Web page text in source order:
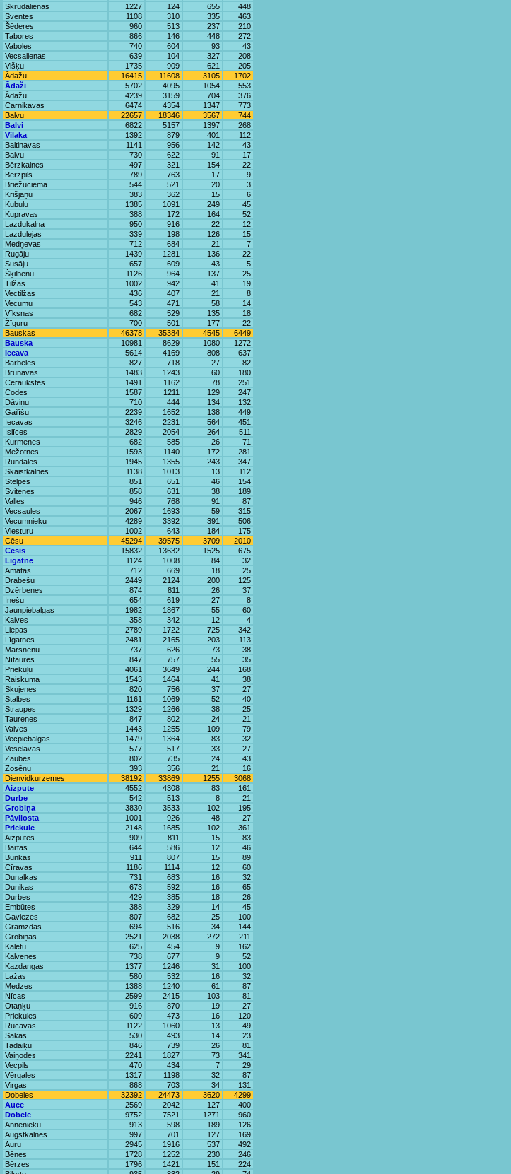
Skrudalienas
1227 124 655
448
Sventes
1108 310 335
463
Šēderes
960 513 237
210
Tabores
866 146 448
272
Vaboles
740 604 93
43
Vecsalienas
639 104 327
208
Višķu
1735 909 621
205
Ādažu
16415 11608 3105
1702
Ādaži
5702 4095 1054
553
Ādažu
4239 3159 704
376
Carnikavas
6474 4354 1347
773
Balvu
22657 18346 3567
744
Balvi
6822 5157 1397
268
Viļaka
1392 879 401
112
Baltinavas
1141 956 142
43
Balvu
730 622 91
17
Bērzkalnes
497 321 154
22
Bērzpils
789 763 17
9
Briežuciema
544 521 20
3
Krišjāņu
383 362 15
6
Kubulu
1385 1091 249
45
Kupravas
388 172 164
52
Lazdukalna
950 916 22
12
Lazdulejas
339 198 126
15
Medņevas
712 684 21
7
Rugāju
1439 1281 136
22
Susāju
657 609 43
5
Šķilbēnu
1126 964 137
25
Tilžas
1002 942 41
19
Vectilžas
436 407 21
8
Vecumu
543 471 58
14
Vīksnas
682 529 135
18
Žīguru
700 501 177
22
Bauskas
46378 35384 4545
6449
Bauska
10981 8629 1080
1272
Iecava
5614 4169 808
637
Bārbeles
827 718 27
82
Brunavas
1483 1243 60
180
Ceraukstes
1491 1162 78
251
Codes
1587 1211 129
247
Dāviņu
710 444 134
132
Gailīšu
2239 1652 138
449
Iecavas
3246 2231 564
451
Īslīces
2829 2054 264
511
Kurmenes
682 585 26
71
Mežotnes
1593 1140 172
281
Rundāles
1945 1355 243
347
Skaistkalnes
1138 1013 13
112
Stelpes
851 651 46
154
Svitenes
858 631 38
189
Valles
946 768 91
87
Vecsaules
2067 1693 59
315
Vecumnieku
4289 3392 391
506
Viesturu
1002 643 184
175
Cēsu
45294 39575 3709
2010
Cēsis
15832 13632 1525
675
Līgatne
1124 1008 84
32
Amatas
712 669 18
25
Drabešu
2449 2124 200
125
Dzērbenes
874 811 26
37
Inešu
654 619 27
8
Jaunpiebalgas
1982 1867 55
60
Kaives
358 342 12
4
Liepas
2789 1722 725
342
Līgatnes
2481 2165 203
113
Mārsnēnu
737 626 73
38
Nītaures
847 757 55
35
Priekuļu
4061 3649 244
168
Raiskuma
1543 1464 41
38
Skujenes
820 756 37
27
Stalbes
1161 1069 52
40
Straupes
1329 1266 38
25
Taurenes
847 802 24
21
Vaives
1443 1255 109
79
Vecpiebalgas
1479 1364 83
32
Veselavas
577 517 33
27
Zaubes
802 735 24
43
Zosēnu
393 356 21
16
Dienvidkurzemes
38192 33869 1255
3068
Aizpute
4552 4308 83
161
Durbe
542 513 8
21
Grobiņa
3830 3533 102
195
Pāvilosta
1001 926 48
27
Priekule
2148 1685 102
361
Aizputes
909 811 15
83
Bārtas
644 586 12
46
Bunkas
911 807 15
89
Cīravas
1186 1114 12
60
Dunalkas
731 683 16
32
Dunikas
673 592 16
65
Durbes
429 385 18
26
Embūtes
388 329 14
45
Gaviezes
807 682 25
100
Gramzdas
694 516 34
144
Grobiņas
2521 2038 272
211
Kalētu
625 454 9
162
Kalvenes
738 677 9
52
Kazdangas
1377 1246 31
100
Lažas
580 532 16
32
Medzes
1388 1240 61
87
Nīcas
2599 2415 103
81
Otaņķu
916 870 19
27
Priekules
609 473 16
120
Rucavas
1122 1060 13
49
Sakas
530 493 14
23
Tadaiķu
846 739 26
81
Vaiņodes
2241 1827 73
341
Vecpils
470 434 7
29
Vērgales
1317 1198 32
87
Virgas
868 703 34
131
Dobeles
32392 24473 3620
4299
Auce
2569 2042 127
400
Dobele
9752 7521 1271
960
Annenieku
913 598 189
126
Augstkalnes
997 701 127
169
Auru
2945 1916 537
492
Bēnes
1728 1252 230
246
Bērzes
1796 1421 151
224